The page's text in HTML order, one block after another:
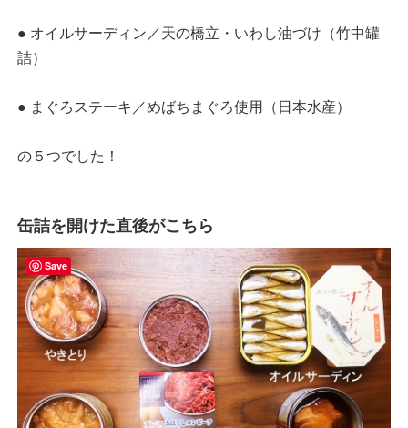
● オイルサーディン／天の橋立・いわし油づけ（竹中罐
詰）
● まぐろステーキ／めばちまぐろ使用（日本水産）
の５つでした！
缶詰を開けた直後がこちら
Save